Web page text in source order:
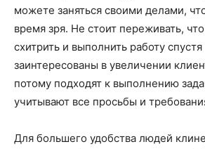
можете заняться своими делами,
время зря. Не стоит переживать,
схитрить и выполнить работу
заинтересованы в увеличении
потому подходят к выполнению
учитывают все просьбы и
Для большего удобства людей